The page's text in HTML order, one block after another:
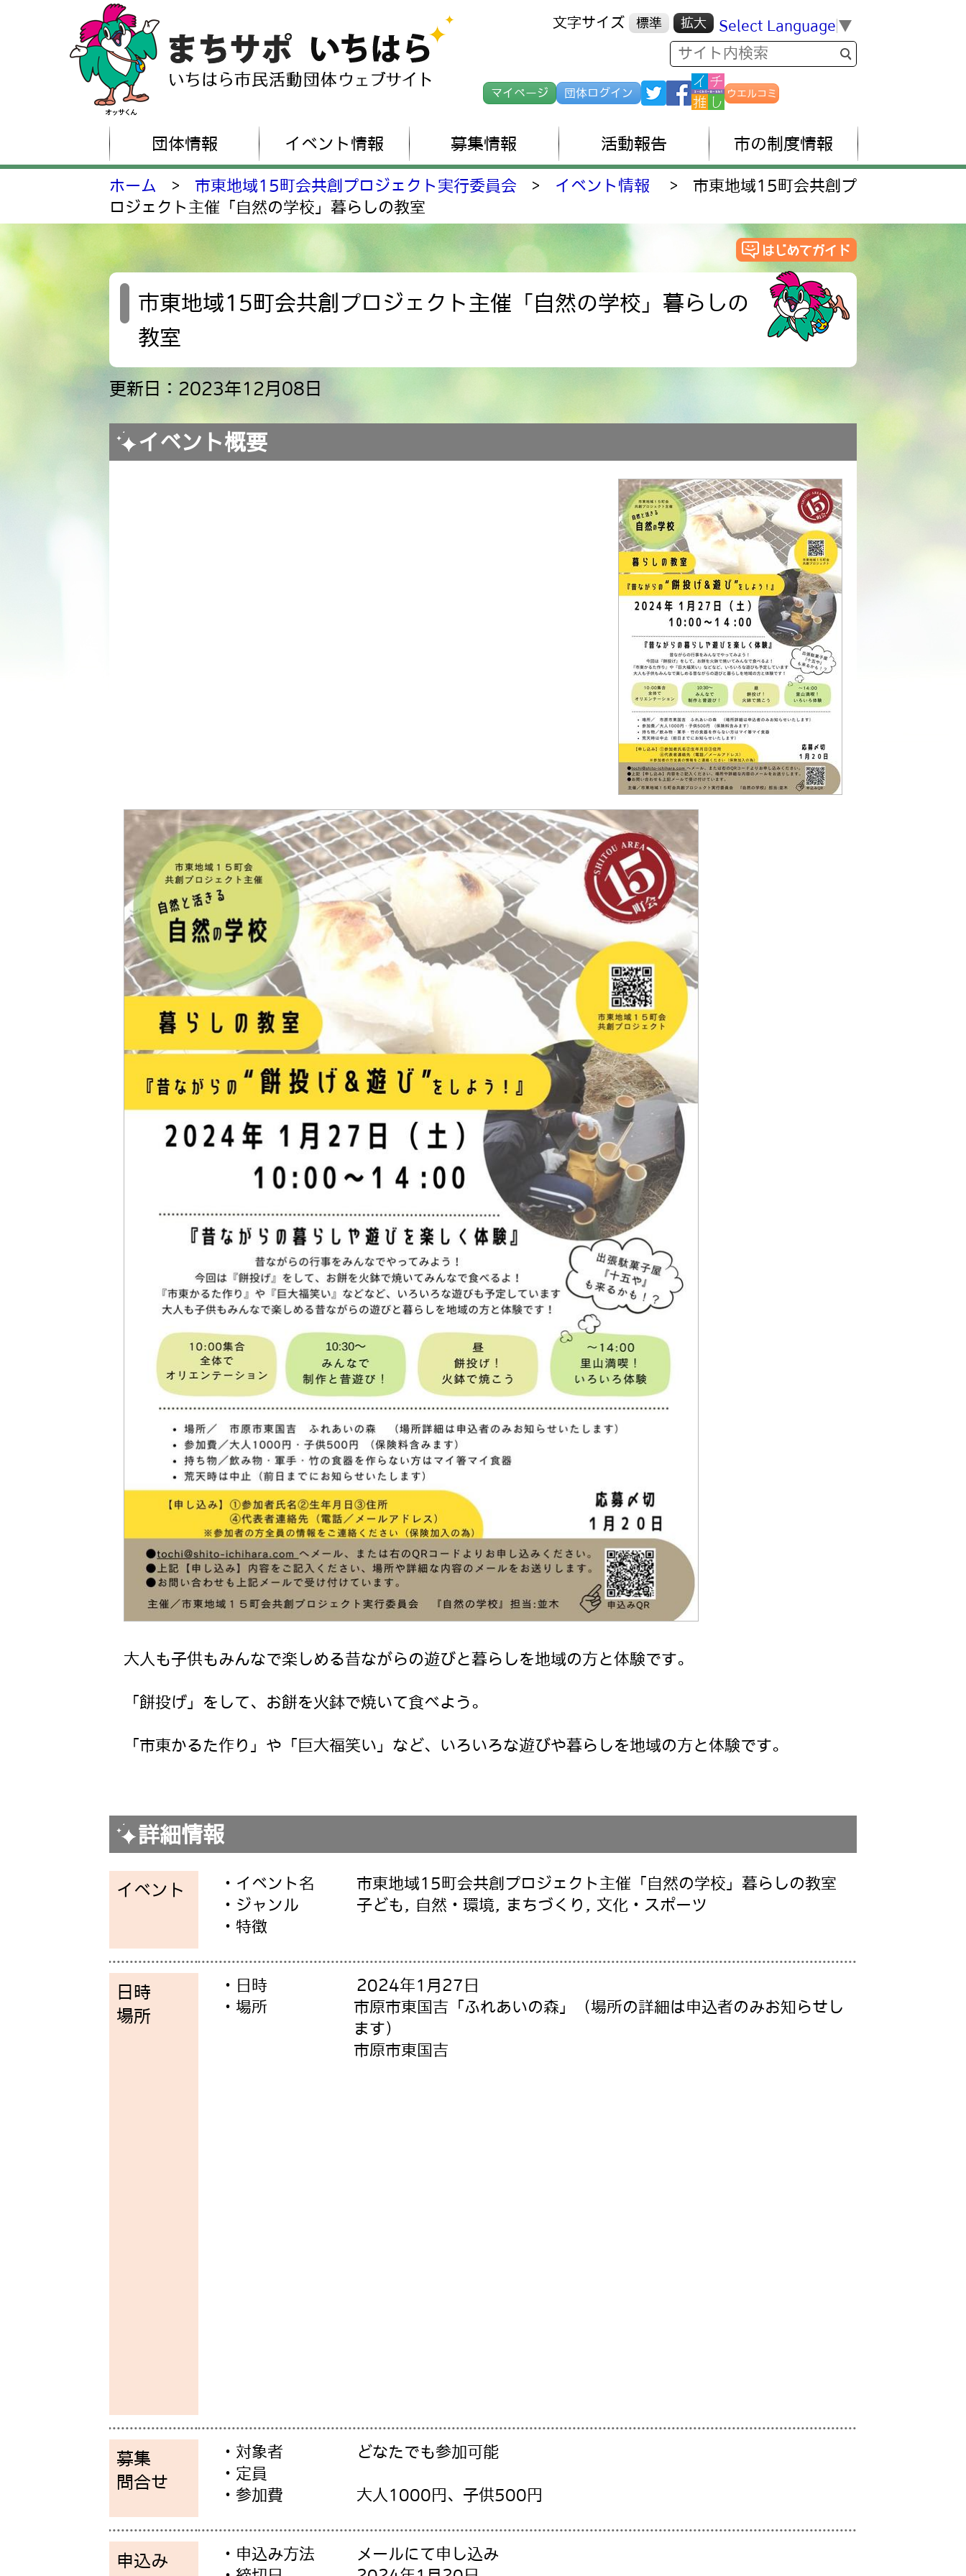
文字サイズ 標準 拡大 Select Language ▼
マイページ 団体ログイン ウエルコミ
団体情報 イベント情報 募集情報 活動報告 市の制度情報
ホーム > 市東地域15町会共創プロジェクト実行委員会 > イベント情報 >
市東地域15町会共創プ
ロジェクト主催「自然の学校」暮らしの教室
市東地域15町会共創プロジェクト主催「自然の学校」暮らしの
教室
更新日：2023年12月08日
イベント概要
大人も子供もみんなで楽しめる昔ながらの遊びと暮らしを地域の方と体験です。
「餅投げ」をして、お餅を火鉢で焼いて食べよう。
「市東かるた作り」や「巨大福笑い」など、いろいろな遊びや暮らしを地域の方と体験です。
詳細情報
イベント ・イベント名
市東地域15町会共創プロジェクト主催「自然の学校」暮らしの教室
・ジャンル
子ども, 自然・環境, まちづくり, 文化・スポーツ
・特徴
日時
場所
・日時
2024年1月27日
・場所
市原市東国吉「ふれあいの森」（場所の詳細は申込者のみお知らせし
ます）
市原市東国吉
募集
問合せ
・対象者
どなたでも参加可能
・定員
・参加費
大人1000円、子供500円
申込み
・申込み方法
メールにて申し込み